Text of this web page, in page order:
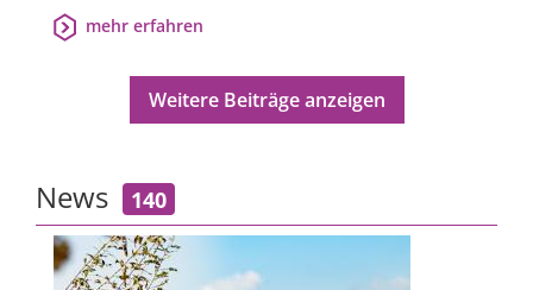
mehr erfahren
Weitere Beiträge anzeigen
News 140